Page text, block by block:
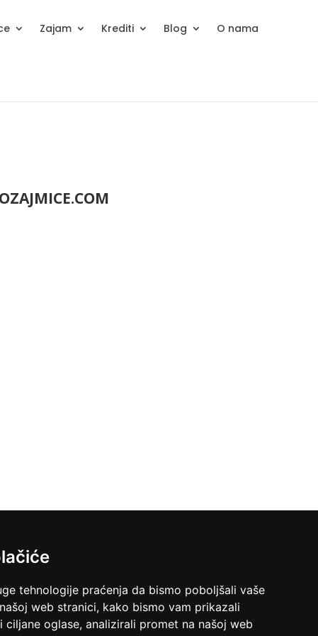
tehnologije praćenja da bismo poboljšali vaše
web stranici, kako bismo vam prikazali
ciljane oglase, analizirali promet na našoj web
Zajam Krediti Blog O nama